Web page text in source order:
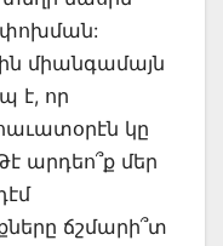
միանգամայն
է, որ
կը
արդեո՞ք մեր
ճշմարի՞տ